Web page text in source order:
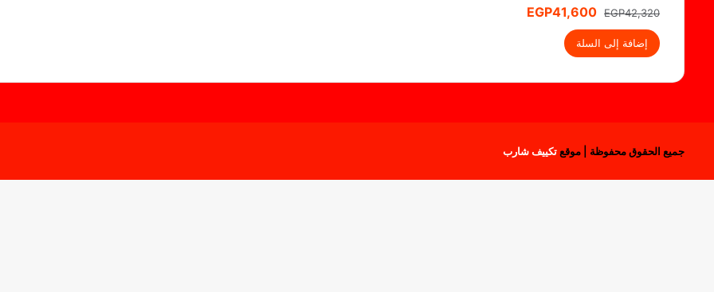
EGP42,320
السعر
الأصلي
هو:
EGP42,320.
EGP41,600
إضافة إلى السلة
جميع الحقوق محفوظة | موقع تكييف شارب